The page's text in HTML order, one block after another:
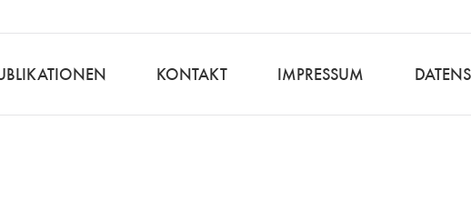
|
KONTAKT IMPRESSUM